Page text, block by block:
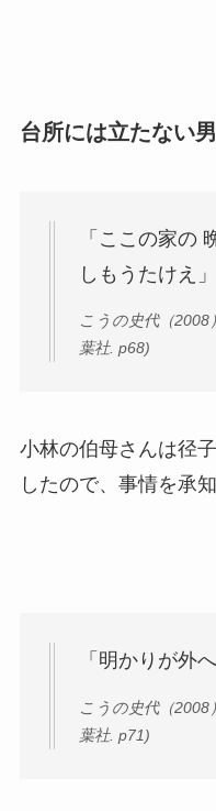
台所には立たない
「ここの家の
しもうたけえ」
こうの史代（2008
葉社. p68)
小林の伯母さんは径
したので、事情を承
「明かりが外
こうの史代（2008
葉社. p71)